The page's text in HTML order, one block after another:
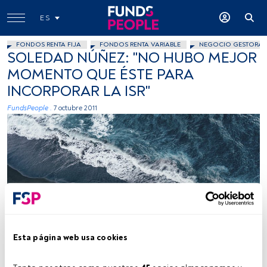
Esta página web usa cookies
ES
FONDOS RENTA FIJA FONDOS RENTA VARIABLE NEGOCIO GESTORAS
SOLEDAD NÚÑEZ: "NO HUBO MEJOR
MOMENTO QUE ÉSTE PARA
INCORPORAR LA ISR"
FundsPeople . 7 octubre 2011
Tiempo lectura: